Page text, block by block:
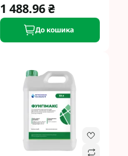
1 488.96 ₴
До кошика